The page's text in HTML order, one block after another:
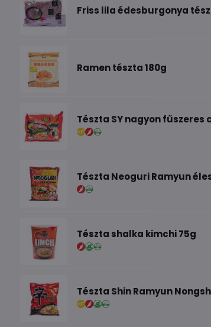
Friss lila édesburgonya
Ramen tészta 180g
Tészta SY nagyon fűszeres
Tészta Neoguri Ramyun
Tészta shalka kimchi 75g
Tészta Shin Ramyun